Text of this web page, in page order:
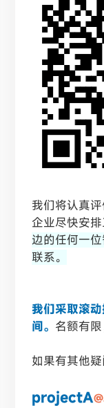
我们将认真
企业尽快安排
边的任何一
联系。
我们采取滚
间。 名额有
如果有其他疑
projectA